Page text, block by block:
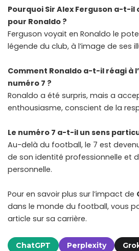
Pourquoi Sir Alex Ferguson a-t-il
pour Ronaldo ?
Ferguson voyait en Ronaldo le
légende du club, à l’image de ses
Comment Ronaldo a-t-il réagi à
numéro 7 ?
Ronaldo a été surpris, mais a
enthousiasme, conscient de la
Le numéro 7 a-t-il un sens
Au-delà du football, le 7 est
de son identité professionnelle et
personnelle.
Pour en savoir plus sur l’impact de
dans le monde du football, vous
article sur sa carrière.
ChatGPT Perplexity